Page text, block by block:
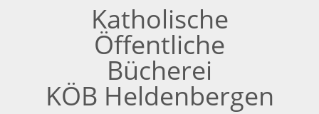
Katholische
Öffentliche
Bücherei
KÖB Heldenbergen